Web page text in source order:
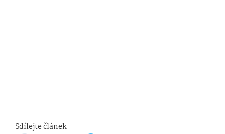
Sdílejte článek